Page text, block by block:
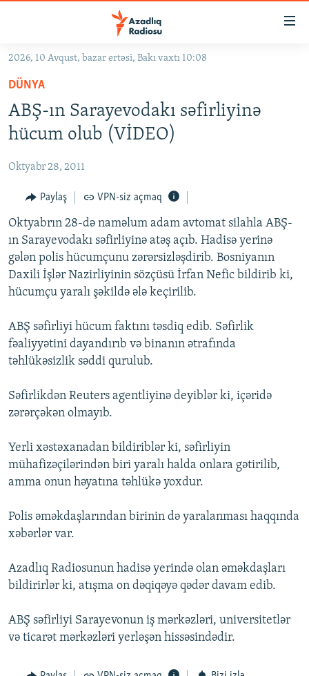
Əsas
qayıt
Əsas
naviqasiyaya
qayıt
Axtarışa
KORRUPSIOMETR
FƏRQƏ BAX
QANUNI DOĞRU
ARAŞDIRMA
MULTIMEDIA
VIDEO
FOTOQALEREYA
İNFOQRAFIKA
KARIKATURA
RADIO ARXIV
OXU ZALI
AZƏRBAYCAN ƏDƏBIYYATI KITABXANASI
İSLAM VƏ DEMOKRATIYA
HAQQIMIZDA
MISSIYAMIZ
PEŞƏ ETIKASI VƏ JURNALISTIKA STANDARTLARIMIZ
AZADLIQRADIOSU MOBIL TELEFONUNUZDA
BIZIMLƏ ƏLAQƏ
XƏBƏR BÜLLETENLƏRIMIZ
BIZI IZLƏ
RFE/RL-in bütün saytları
2026, 10 Avqust, bazar ertəsi, Bakı vaxtı 10:08
DÜNYA
ABŞ-ın Sarayevodakı səfirliyinə
hücum olub (VİDEO)
Oktyabr 28, 2011
Paylaş VPN-siz açmaq
Oktyabrın 28-də naməlum adam avtomat silahla ABŞ-
ın Sarayevodakı səfirliyinə atəş açıb. Hadisə yerinə
gələn polis hücumçunu zərərsizləşdirib. Bosniyanın
Daxili İşlər Nazirliyinin sözçüsü İrfan Nefic bildirib ki,
hücumçu yaralı şəkildə ələ keçirilib.
ABŞ səfirliyi hücum faktını təsdiq edib. Səfirlik
fəaliyyətini dayandırıb və binanın ətrafında
təhlükəsizlik səddi qurulub.
Səfirlikdən Reuters agentliyinə deyiblər ki, içəridə
zərərçəkən olmayıb.
Yerli xəstəxanadan bildiriblər ki, səfirliyin
mühafizəçilərindən biri yaralı halda onlara gətirilib,
amma onun həyatına təhlükə yoxdur.
Polis əməkdaşlarından birinin də yaralanması haqqında
xəbərlər var.
Azadlıq Radiosunun hadisə yerində olan əməkdaşları
bildirirlər ki, atışma on dəqiqəyə qədər davam edib.
ABŞ səfirliyi Sarayevonun iş mərkəzləri, universitetlər
və ticarət mərkəzləri yerləşən hissəsindədir.